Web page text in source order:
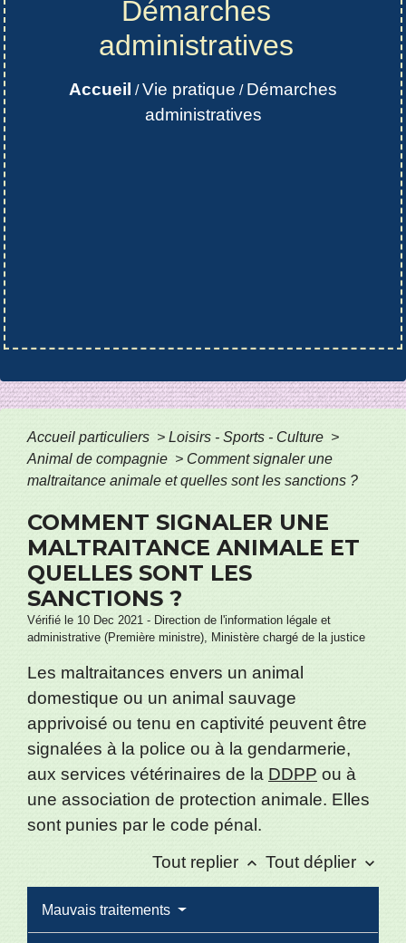
Démarches
administratives
Accueil /Vie pratique / Démarches
administratives
Accueil particuliers > Loisirs - Sports - Culture >
Animal de compagnie > Comment signaler une
maltraitance animale et quelles sont les sanctions ?
COMMENT SIGNALER UNE
MALTRAITANCE ANIMALE ET
QUELLES SONT LES
SANCTIONS ?
Vérifié le 10 Dec 2021 - Direction de l'information légale et
administrative (Première ministre), Ministère chargé de la justice
Les maltraitances envers un animal
domestique ou un animal sauvage
apprivoisé ou tenu en captivité peuvent être
signalées à la police ou à la gendarmerie,
aux services vétérinaires de la DDPP ou à
une association de protection animale. Elles
sont punies par le code pénal.
Tout replier keyboard_arrow_up Tout déplier keyboard_arrow_down
Mauvais traitements